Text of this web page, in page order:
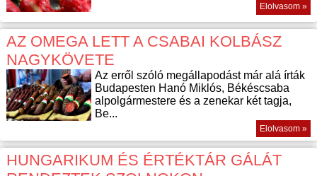
Elolvasom »
AZ OMEGA LETT A CSABAI KOLBÁSZ
NAGYKÖVETE
Az erről szóló megállapodást már alá írták
Budapesten Hanó Miklós, Békéscsaba
alpolgármestere és a zenekar két tagja,
Be...
Elolvasom »
HUNGARIKUM ÉS ÉRTÉKTÁR GÁLÁT